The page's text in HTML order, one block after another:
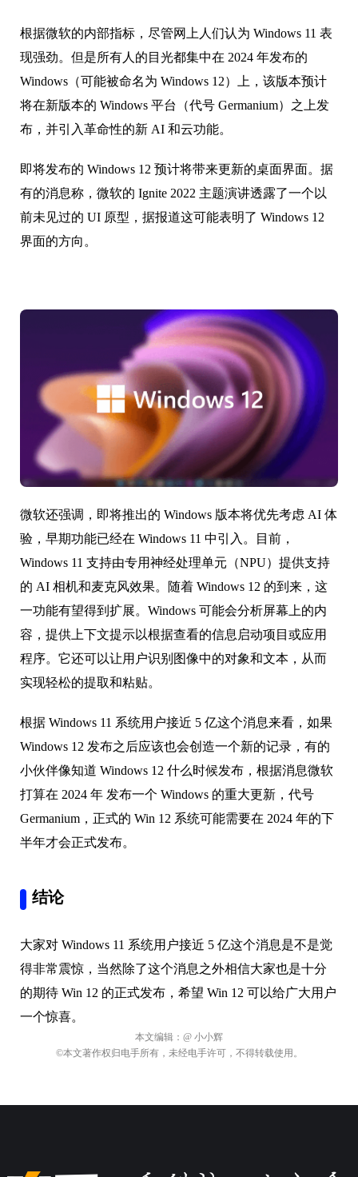
根据微软的内部指标，尽管网上人们认为 Windows 11 表
现强劲。但是所有人的目光都集中在 2024 年发布的
Windows（可能被命名为 Windows 12）上，该版本预计
将在新版本的 Windows 平台（代号 Germanium）之上发
布，并引入革命性的新 AI 和云功能。
即将发布的 Windows 12 预计将带来更新的桌面界面。据
有的消息称，微软的 Ignite 2022 主题演讲透露了一个以
前未见过的 UI 原型，据报道这可能表明了 Windows 12
界面的方向。
微软还强调，即将推出的 Windows 版本将优先考虑 AI 体
验，早期功能已经在 Windows 11 中引入。目前，
Windows 11 支持由专用神经处理单元（NPU）提供支持
的 AI 相机和麦克风效果。随着 Windows 12 的到来，这
一功能有望得到扩展。Windows 可能会分析屏幕上的内
容，提供上下文提示以根据查看的信息启动项目或应用
程序。它还可以让用户识别图像中的对象和文本，从而
实现轻松的提取和粘贴。
根据 Windows 11 系统用户接近 5 亿这个消息来看，如果
Windows 12 发布之后应该也会创造一个新的记录，有的
小伙伴像知道 Windows 12 什么时候发布，根据消息微软
打算在 2024 年 发布一个 Windows 的重大更新，代号
Germanium，正式的 Win 12 系统可能需要在 2024 年的下
半年才会正式发布。
结论
大家对 Windows 11 系统用户接近 5 亿这个消息是不是觉
得非常震惊，当然除了这个消息之外相信大家也是十分
的期待 Win 12 的正式发布，希望 Win 12 可以给广大用户
一个惊喜。
本文编辑： @ 小小辉
©本文著作权归电手所有，未经电手许可，不得转载使用。